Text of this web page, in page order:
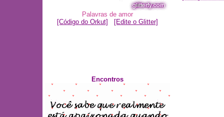
Palavras de amor
[Código do Orkut]
[Edite o Glitter]
Encontros